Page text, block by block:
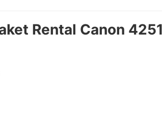
Rental Canon 4251